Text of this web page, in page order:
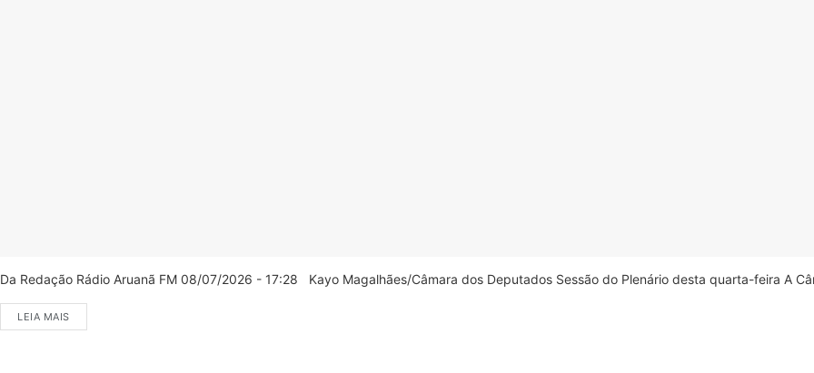
Da Redação Rádio Aruanã FM 08/07/2026 - 17:28 Kayo Magalhães/Câmara dos Deputados Sessão do Plenário desta quarta-feira A
LEIA MAIS